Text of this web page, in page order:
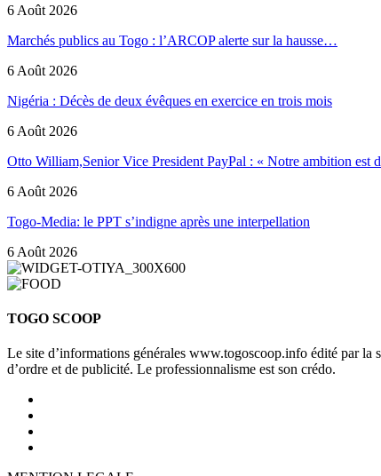
6 Août 2026
Marchés publics au Togo : l’ARCOP alerte sur la hausse…
6 Août 2026
Nigéria : Décès de deux évêques en exercice en trois mois
6 Août 2026
Otto William,Senior Vice President PayPal : « Notre ambition est
6 Août 2026
Togo-Media: le PPT s’indigne après une interpellation
6 Août 2026
TOGO SCOOP
Le site d’informations générales www.togoscoop.info édité par
d’ordre et de publicité. Le professionnalisme est son crédo.